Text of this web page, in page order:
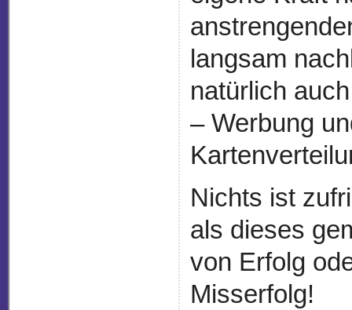
langsam
natürlich
– Werbung
Nichts ist
als dieses
von Erfolg
Misserfolg!